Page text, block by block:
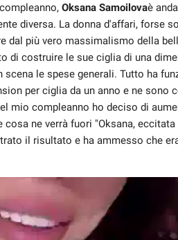
Oksana Samoilovaè
diversa. La donna d'affari, forse
dal più vero massimalismo della
di costruire le sue ciglia di una
le spese generali. Tutto ha
per ciglia da un anno e ne sono
mio compleanno ho deciso di
ne verrà fuori "Oksana, eccitata
il risultato e ha ammesso che